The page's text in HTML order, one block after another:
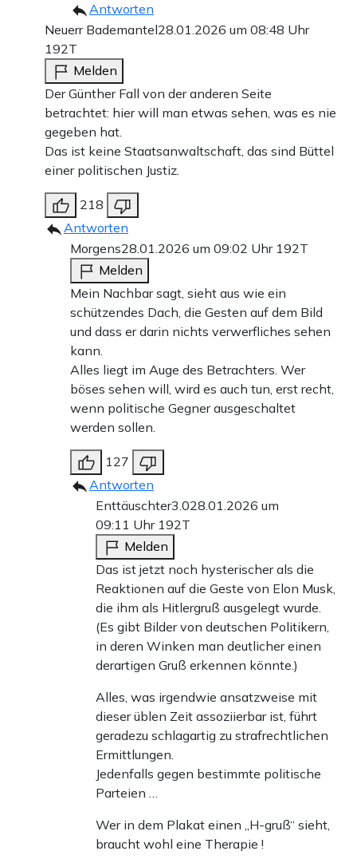
Antworten
Neuerr Bademantel28.01.2026 um 08:48 Uhr
192T
Melden
Der Günther Fall von der anderen Seite
betrachtet: hier will man etwas sehen, was es nie
gegeben hat.
Das ist keine Staatsanwaltschaft, das sind Büttel
einer politischen Justiz.
218
Antworten
Morgens28.01.2026 um 09:02 Uhr 192T
Melden
Mein Nachbar sagt, sieht aus wie ein
schützendes Dach, die Gesten auf dem Bild
und dass er darin nichts verwerfliches sehen
kann.
Alles liegt im Auge des Betrachters. Wer
böses sehen will, wird es auch tun, erst recht,
wenn politische Gegner ausgeschaltet
werden sollen.
127
Antworten
Enttäuschter3.028.01.2026 um
09:11 Uhr 192T
Melden
Das ist jetzt noch hysterischer als die
Reaktionen auf die Geste von Elon Musk,
die ihm als Hitlergruß ausgelegt wurde.
(Es gibt Bilder von deutschen Politikern,
in deren Winken man deutlicher einen
derartigen Gruß erkennen könnte.)
Alles, was irgendwie ansatzweise mit
dieser üblen Zeit assoziierbar ist, führt
geradezu schlagartig zu strafrechtlichen
Ermittlungen.
Jedenfalls gegen bestimmte politische
Parteien …
Wer in dem Plakat einen „H-gruß“ sieht,
braucht wohl eine Therapie !